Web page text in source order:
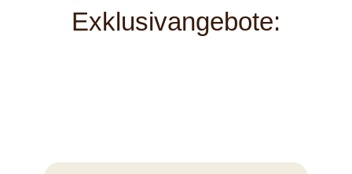
Exklusivangebote: